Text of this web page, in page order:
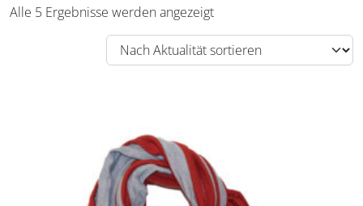
Alle 5 Ergebnisse werden angezeigt